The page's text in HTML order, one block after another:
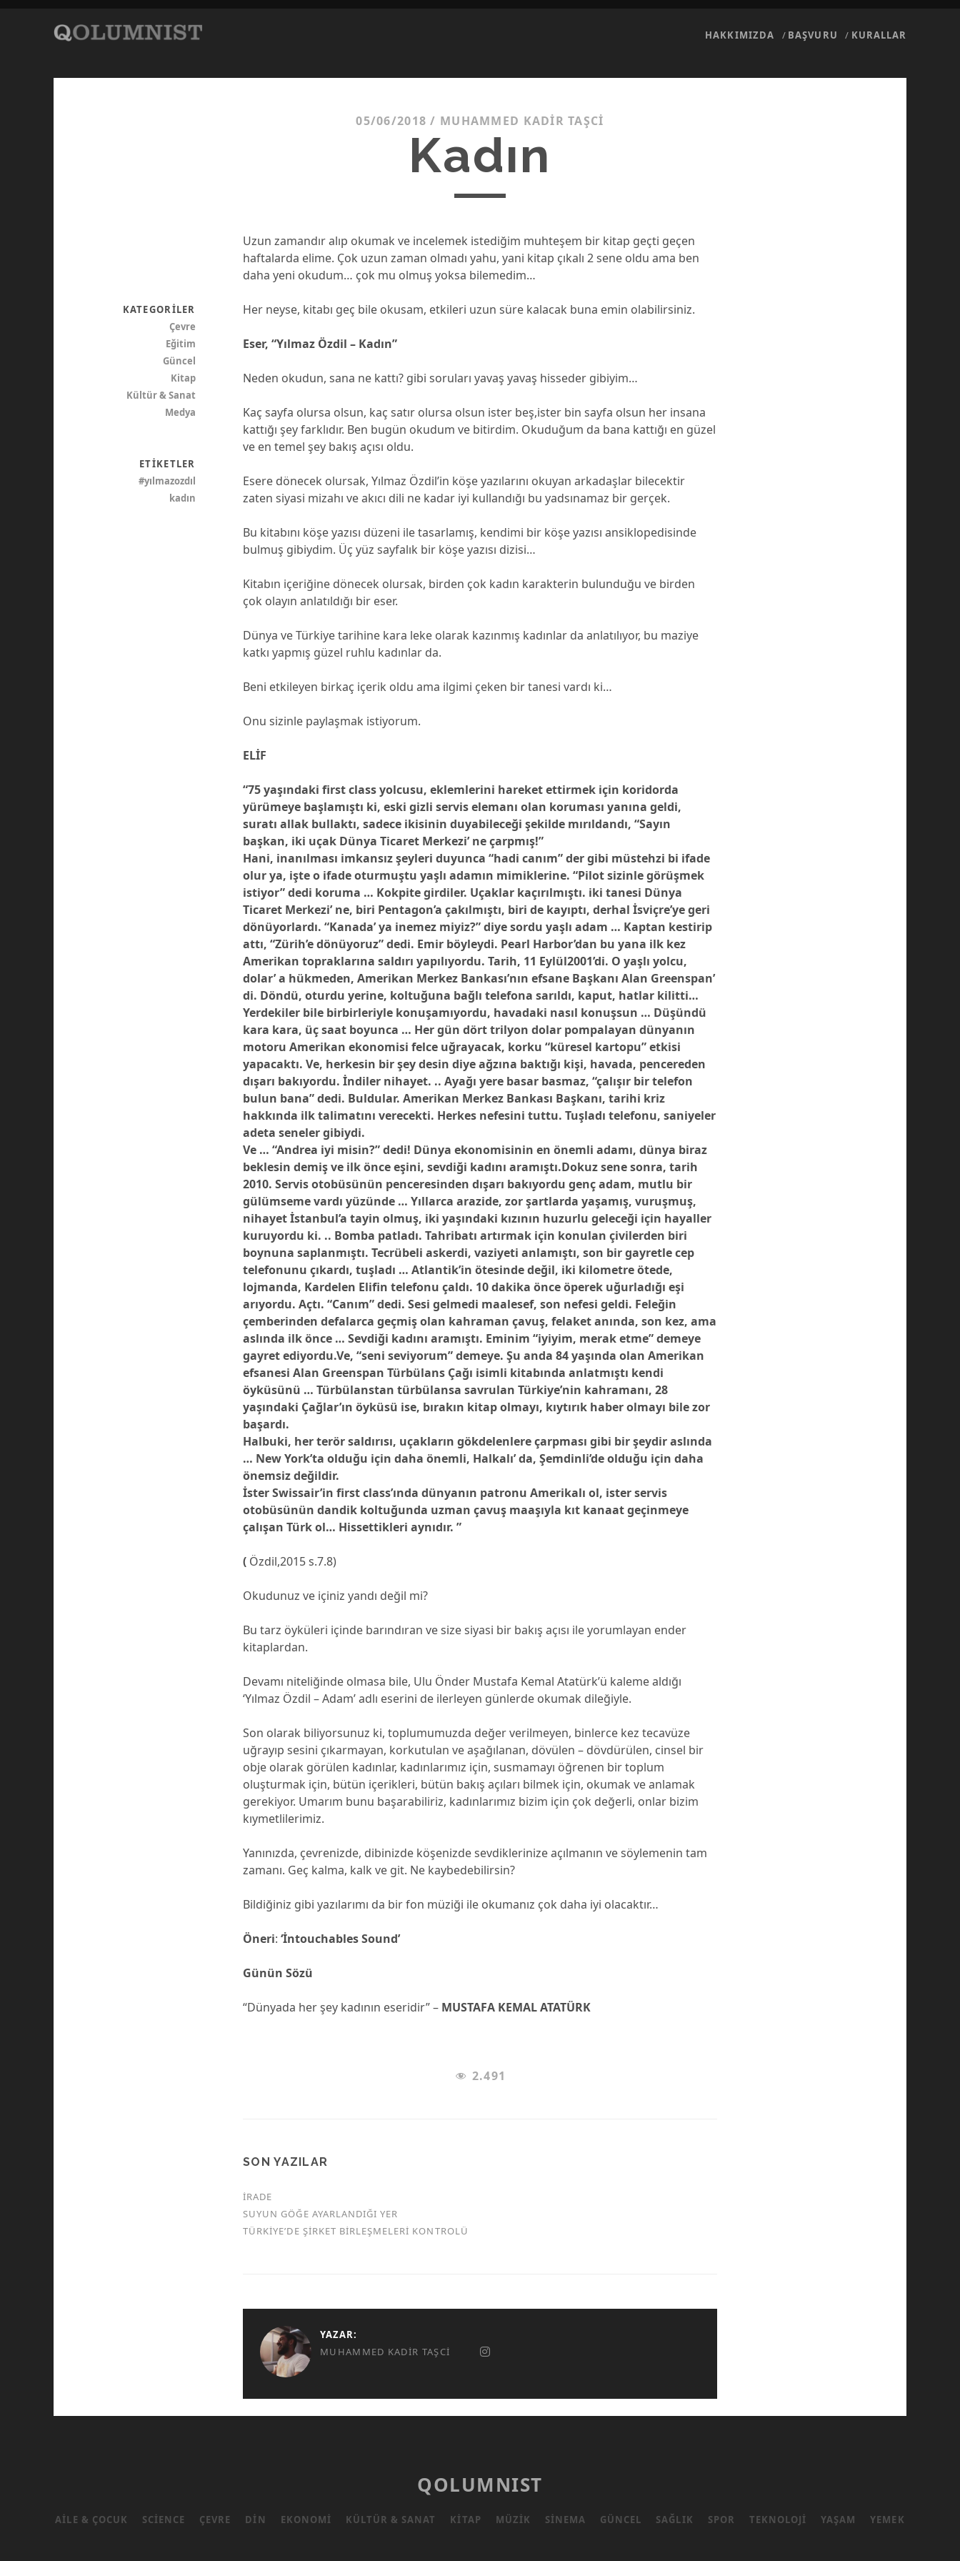
HAKKIMIZDA BAŞVURU KURALLAR
05/06/2018 / MUHAMMED KADIR TAŞCI
Kadın
Uzun zamandır alıp okumak ve incelemek istediğim muhteşem bir kitap geçti geçen
haftalarda elime. Çok uzun zaman olmadı yahu, yani kitap çıkalı 2 sene oldu ama ben
daha yeni okudum… çok mu olmuş yoksa bilemedim…
Her neyse, kitabı geç bile okusam, etkileri uzun süre kalacak buna emin olabilirsiniz.
Eser, “Yılmaz Özdil – Kadın”
Neden okudun, sana ne kattı? gibi soruları yavaş yavaş hisseder gibiyim…
Kaç sayfa olursa olsun, kaç satır olursa olsun ister beş,ister bin sayfa olsun her insana
kattığı şey farklıdır. Ben bugün okudum ve bitirdim. Okuduğum da bana kattığı en güzel
ve en temel şey bakış açısı oldu.
Esere dönecek olursak, Yılmaz Özdil’in köşe yazılarını okuyan arkadaşlar bilecektir
zaten siyasi mizahı ve akıcı dili ne kadar iyi kullandığı bu yadsınamaz bir gerçek.
Bu kitabını köşe yazısı düzeni ile tasarlamış, kendimi bir köşe yazısı ansiklopedisinde
bulmuş gibiydim. Üç yüz sayfalık bir köşe yazısı dizisi…
Kitabın içeriğine dönecek olursak, birden çok kadın karakterin bulunduğu ve birden
çok olayın anlatıldığı bir eser.
Dünya ve Türkiye tarihine kara leke olarak kazınmış kadınlar da anlatılıyor, bu maziye
katkı yapmış güzel ruhlu kadınlar da.
Beni etkileyen birkaç içerik oldu ama ilgimi çeken bir tanesi vardı ki…
Onu sizinle paylaşmak istiyorum.
ELİF
“75 yaşındaki first class yolcusu, eklemlerini hareket ettirmek için koridorda
yürümeye başlamıştı ki, eski gizli servis elemanı olan koruması yanına geldi,
suratı allak bullaktı, sadece ikisinin duyabileceği şekilde mırıldandı, “Sayın
başkan, iki uçak Dünya Ticaret Merkezi’ ne çarpmış!”
Hani, inanılması imkansız şeyleri duyunca “hadi canım” der gibi müstehzi bi ifade
olur ya, işte o ifade oturmuştu yaşlı adamın mimiklerine.“Pilot sizinle görüşmek
istiyor” dedi koruma … Kokpite girdiler. Uçaklar kaçırılmıştı. iki tanesi Dünya
Ticaret Merkezi’ ne, biri Pentagon’a çakılmıştı, biri de kayıptı, derhal İsviçre’ye geri
dönüyorlardı.“Kanada’ ya inemez miyiz?” diye sordu yaşlı adam … Kaptan kestirip
attı, “Zürih’e dönüyoruz” dedi. Emir böyleydi. Pearl Harbor’dan bu yana ilk kez
Amerikan topraklarına saldırı yapılıyordu. Tarih, 11 Eylül2001’di. O yaşlı yolcu,
dolar’ a hükmeden, Amerikan Merkez Bankası’nın efsane Başkanı Alan Greenspan’
di. Döndü, oturdu yerine, koltuğuna bağlı telefona sarıldı, kaput, hatlar kilitti…
Yerdekiler bile birbirleriyle konuşamıyordu, havadaki nasıl konuşsun … Düşündü
kara kara, üç saat boyunca … Her gün dört trilyon dolar pompalayan dünyanın
motoru Amerikan ekonomisi felce uğrayacak, korku “küresel kartopu” etkisi
yapacaktı.Ve, herkesin bir şey desin diye ağzına baktığı kişi, havada, pencereden
dışarı bakıyordu.İndiler nihayet. .. Ayağı yere basar basmaz, “çalışır bir telefon
bulun bana” dedi. Buldular. Amerikan Merkez Bankası Başkanı, tarihi kriz
hakkında ilk talimatını verecekti. Herkes nefesini tuttu. Tuşladı telefonu, saniyeler
adeta seneler gibiydi.
Ve … “Andrea iyi misin?” dedi! Dünya ekonomisinin en önemli adamı, dünya biraz
beklesin demiş ve ilk önce eşini, sevdiği kadını aramıştı.Dokuz sene sonra, tarih
2010. Servis otobüsünün penceresinden dışarı bakıyordu genç adam, mutlu bir
gülümseme vardı yüzünde … Yıllarca arazide, zor şartlarda yaşamış, vuruşmuş,
nihayet İstanbul’a tayin olmuş, iki yaşındaki kızının huzurlu geleceği için hayaller
kuruyordu ki. .. Bomba patladı. Tahribatı artırmak için konulan çivilerden biri
boynuna saplanmıştı. Tecrübeli askerdi, vaziyeti anlamıştı, son bir gayretle cep
telefonunu çıkardı, tuşladı … Atlantik’in ötesinde değil, iki kilometre ötede,
lojmanda, Kardelen Elifin telefonu çaldı. 10 dakika önce öperek uğurladığı eşi
arıyordu. Açtı. “Canım” dedi. Sesi gelmedi maalesef, son nefesi geldi. Feleğin
çemberinden defalarca geçmiş olan kahraman çavuş, felaket anında, son kez, ama
aslında ilk önce … Sevdiği kadını aramıştı. Eminim “iyiyim, merak etme” demeye
gayret ediyordu.Ve, “seni seviyorum” demeye. Şu anda 84 yaşında olan Amerikan
efsanesi Alan Greenspan Türbülans Çağı isimli kitabında anlatmıştı kendi
öyküsünü … Türbülanstan türbülansa savrulan Türkiye’nin kahramanı, 28
yaşındaki Çağlar’ın öyküsü ise, bırakın kitap olmayı, kıytırık haber olmayı bile zor
başardı.
Halbuki, her terör saldırısı, uçakların gökdelenlere çarpması gibi bir şeydir aslında
… New York’ta olduğu için daha önemli, Halkalı’ da, Şemdinli’de olduğu için daha
önemsiz değildir.
İster Swissair’in first class’ında dünyanın patronu Amerikalı ol, ister servis
otobüsünün dandik koltuğunda uzman çavuş maaşıyla kıt kanaat geçinmeye
çalışan Türk ol… Hissettikleri aynıdır. ”
( Özdil,2015 s.7.8)
Okudunuz ve içiniz yandı değil mi?
Bu tarz öyküleri içinde barındıran ve size siyasi bir bakış açısı ile yorumlayan ender
kitaplardan.
Devamı niteliğinde olmasa bile, Ulu Önder Mustafa Kemal Atatürk’ü kaleme aldığı
‘Yılmaz Özdil – Adam’ adlı eserini de ilerleyen günlerde okumak dileğiyle.
Son olarak biliyorsunuz ki, toplumumuzda değer verilmeyen, binlerce kez tecavüze
uğrayıp sesini çıkarmayan, korkutulan ve aşağılanan, dövülen – dövdürülen, cinsel bir
obje olarak görülen kadınlar, kadınlarımız için, susmamayı öğrenen bir toplum
oluşturmak için, bütün içerikleri, bütün bakış açıları bilmek için, okumak ve anlamak
gerekiyor. Umarım bunu başarabiliriz, kadınlarımız bizim için çok değerli, onlar bizim
kıymetlilerimiz.
Yanınızda, çevrenizde, dibinizde köşenizde sevdiklerinize açılmanın ve söylemenin tam
zamanı. Geç kalma, kalk ve git. Ne kaybedebilirsin?
Bildiğiniz gibi yazılarımı da bir fon müziği ile okumanız çok daha iyi olacaktır…
Öneri: ‘İntouchables Sound’
Günün Sözü
“Dünyada her şey kadının eseridir” – MUSTAFA KEMAL ATATÜRK
2.491
SON YAZILAR
İRADE
SUYUN GÖĞE AYARLANDIĞI YER
TÜRKİYE’DE ŞİRKET BİRLEŞMELERİ KONTROLÜ
KATEGORILER
Çevre
Eğitim
Güncel
Kitap
Kültür & Sanat
Medya
ETIKETLER
#yılmazozdıl
kadın
YAZAR:
MUHAMMED KADIR TAŞCI
QOLUMNIST
AILE & ÇOCUK SCIENCE ÇEVRE DIN EKONOMI KÜLTÜR & SANAT KITAP MÜZIK SINEMA GÜNCEL SAĞLIK SPOR TEKNOLOJI YAŞAM YEMEK